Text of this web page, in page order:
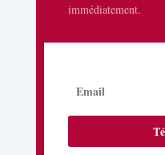
immédiatement.